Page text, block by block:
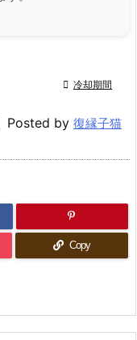
 冷却期間
Posted by 復縁子猫
Copy